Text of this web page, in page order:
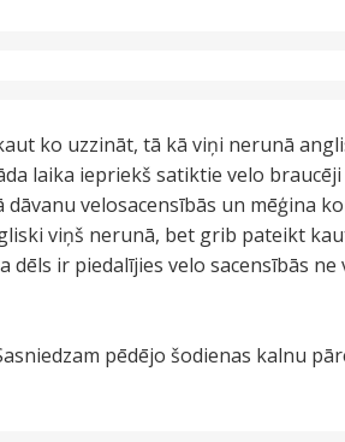
ko uzzināt, tā kā viņi nerunā
laika iepriekš satiktie velo
velosacensībās un mēģina
viņš nerunā, bet grib pateikt
ir piedalījies velo sacensībās ne
pēdējo šodienas kalnu